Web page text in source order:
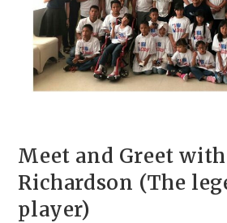
Meet and Greet with
Richardson (The
player)